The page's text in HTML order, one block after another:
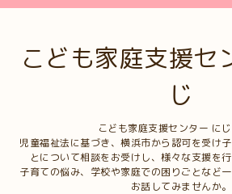
こども家庭支援
じ
こども家庭支援センター にじ
児童福祉法に基づき、横浜市から認可を受け
とについて相談をお受けし、様々な支援を
子育ての悩み、学校や家庭での困りごとなど
お話してみませんか。